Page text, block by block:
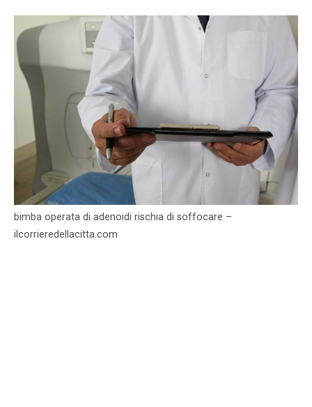
bimba operata di adenoidi rischia di soffocare –
ilcorrieredellacitta.com